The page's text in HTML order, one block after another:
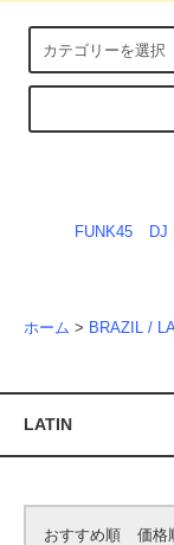
FUNK45 DJ
ホーム > BRAZIL /
LATIN
おすすめ順 価格